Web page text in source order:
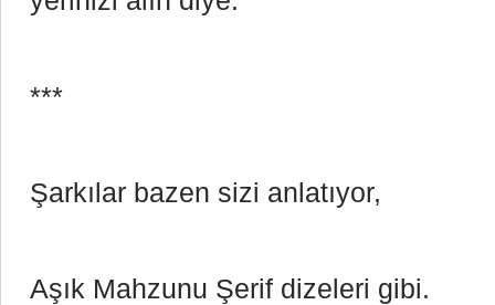
***
Şarkılar bazen sizi anlatıyor,
Aşık Mahzunu Şerif dizeleri gibi.